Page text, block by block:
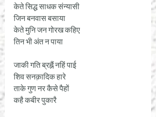
केते सिद्ध साधक संन्यासी
जिन बनवास बसाया
केते मुनि जन गोरख कहिए
तिन भी अंत न पाया
जाकी गति ब्रह्नैं नहिं पाई
शिव सनक़ादिक हारे
ताके गुण नर कैसे पैहों
कहै कबीर पुकारै